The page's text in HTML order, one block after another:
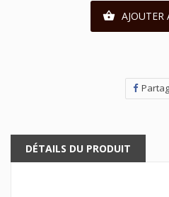
 AJOUTER
DÉTAILS DU PRODUIT